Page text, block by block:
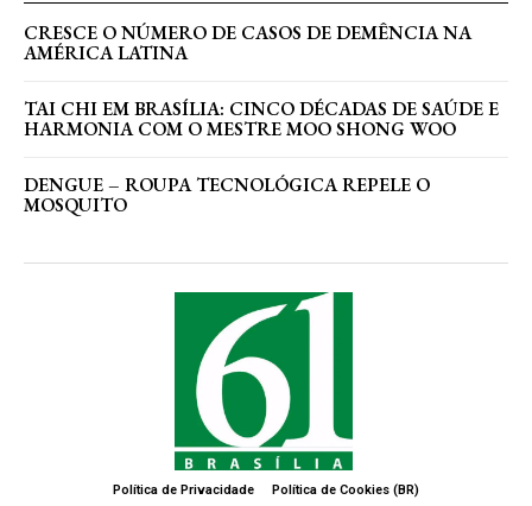
CRESCE O NÚMERO DE CASOS DE DEMÊNCIA NA
AMÉRICA LATINA
TAI CHI EM BRASÍLIA: CINCO DÉCADAS DE SAÚDE E
HARMONIA COM O MESTRE MOO SHONG WOO
DENGUE – ROUPA TECNOLÓGICA REPELE O
MOSQUITO
Política de Privacidade Política de Cookies (BR)